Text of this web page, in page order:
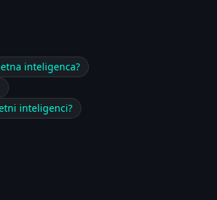
inteligenca?
inteligenci?